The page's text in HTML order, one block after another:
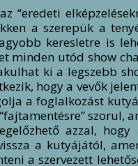
“eredeti
a szerepük a
keresletre is
minden utód show
ki a legszebb
hogy a vevők
a foglalkozást
szorul,
azzal,
a kutyájától,
a szervezett